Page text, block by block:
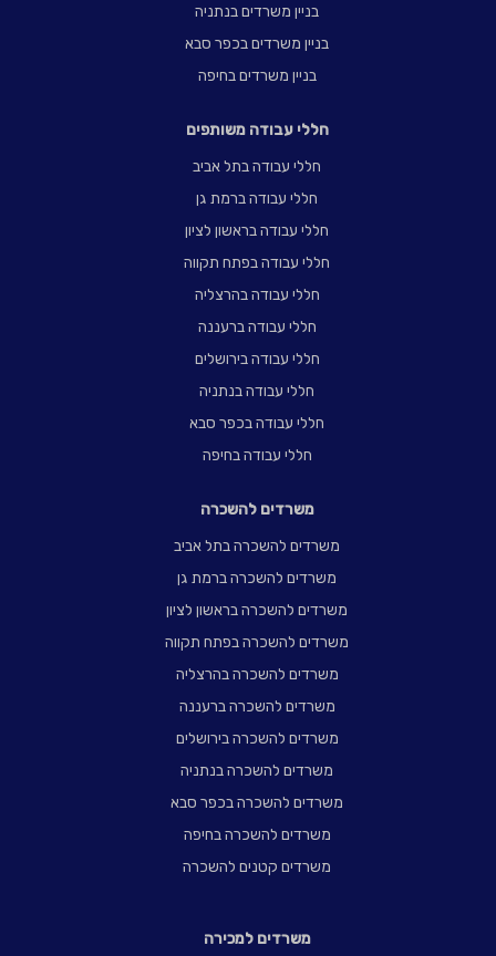
בניין משרדים בנתניה
בניין משרדים בכפר סבא
בניין משרדים בחיפה
חללי עבודה משותפים
חללי עבודה בתל אביב
חללי עבודה ברמת גן
חללי עבודה בראשון לציון
חללי עבודה בפתח תקווה
חללי עבודה בהרצליה
חללי עבודה ברעננה
חללי עבודה בירושלים
חללי עבודה בנתניה
חללי עבודה בכפר סבא
חללי עבודה בחיפה
משרדים להשכרה
משרדים להשכרה בתל אביב
משרדים להשכרה ברמת גן
משרדים להשכרה בראשון לציון
משרדים להשכרה בפתח תקווה
משרדים להשכרה בהרצליה
משרדים להשכרה ברעננה
משרדים להשכרה בירושלים
משרדים להשכרה בנתניה
משרדים להשכרה בכפר סבא
משרדים להשכרה בחיפה
משרדים קטנים להשכרה
משרדים למכירה